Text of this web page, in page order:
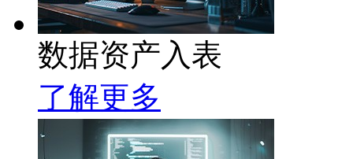
数据资产入表
了解更多